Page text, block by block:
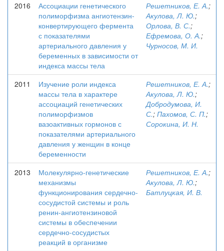
2016
Ассоциации генетического
полиморфизма ангиотензин-
конвертирующего фермента
с показателями
артериального давления у
беременных в зависимости от
индекса массы тела
Решетников, Е. А.;
Акулова, Л. Ю.;
Орлова, В. С.;
Ефремова, О. А.;
Чурносов, М. И.
2011
Изучение роли индекса
массы тела в характере
ассоциаций генетических
полиморфизмов
вазоактивных гормонов с
показателями артериального
давления у женщин в конце
беременности
Решетников, Е. А.;
Акулова, Л. Ю.;
Добродумова, И.
С.; Пахомов, С. П.;
Сорокина, И. Н.
2013
Молекулярно-генетические
механизмы
функционирования сердечно-
сосудистой системы и роль
ренин-ангиотензиновой
системы в обеспечении
сердечно-сосудистых
реакций в организме
Решетников, Е. А.;
Акулова, Л. Ю.;
Батлуцкая, И. В.